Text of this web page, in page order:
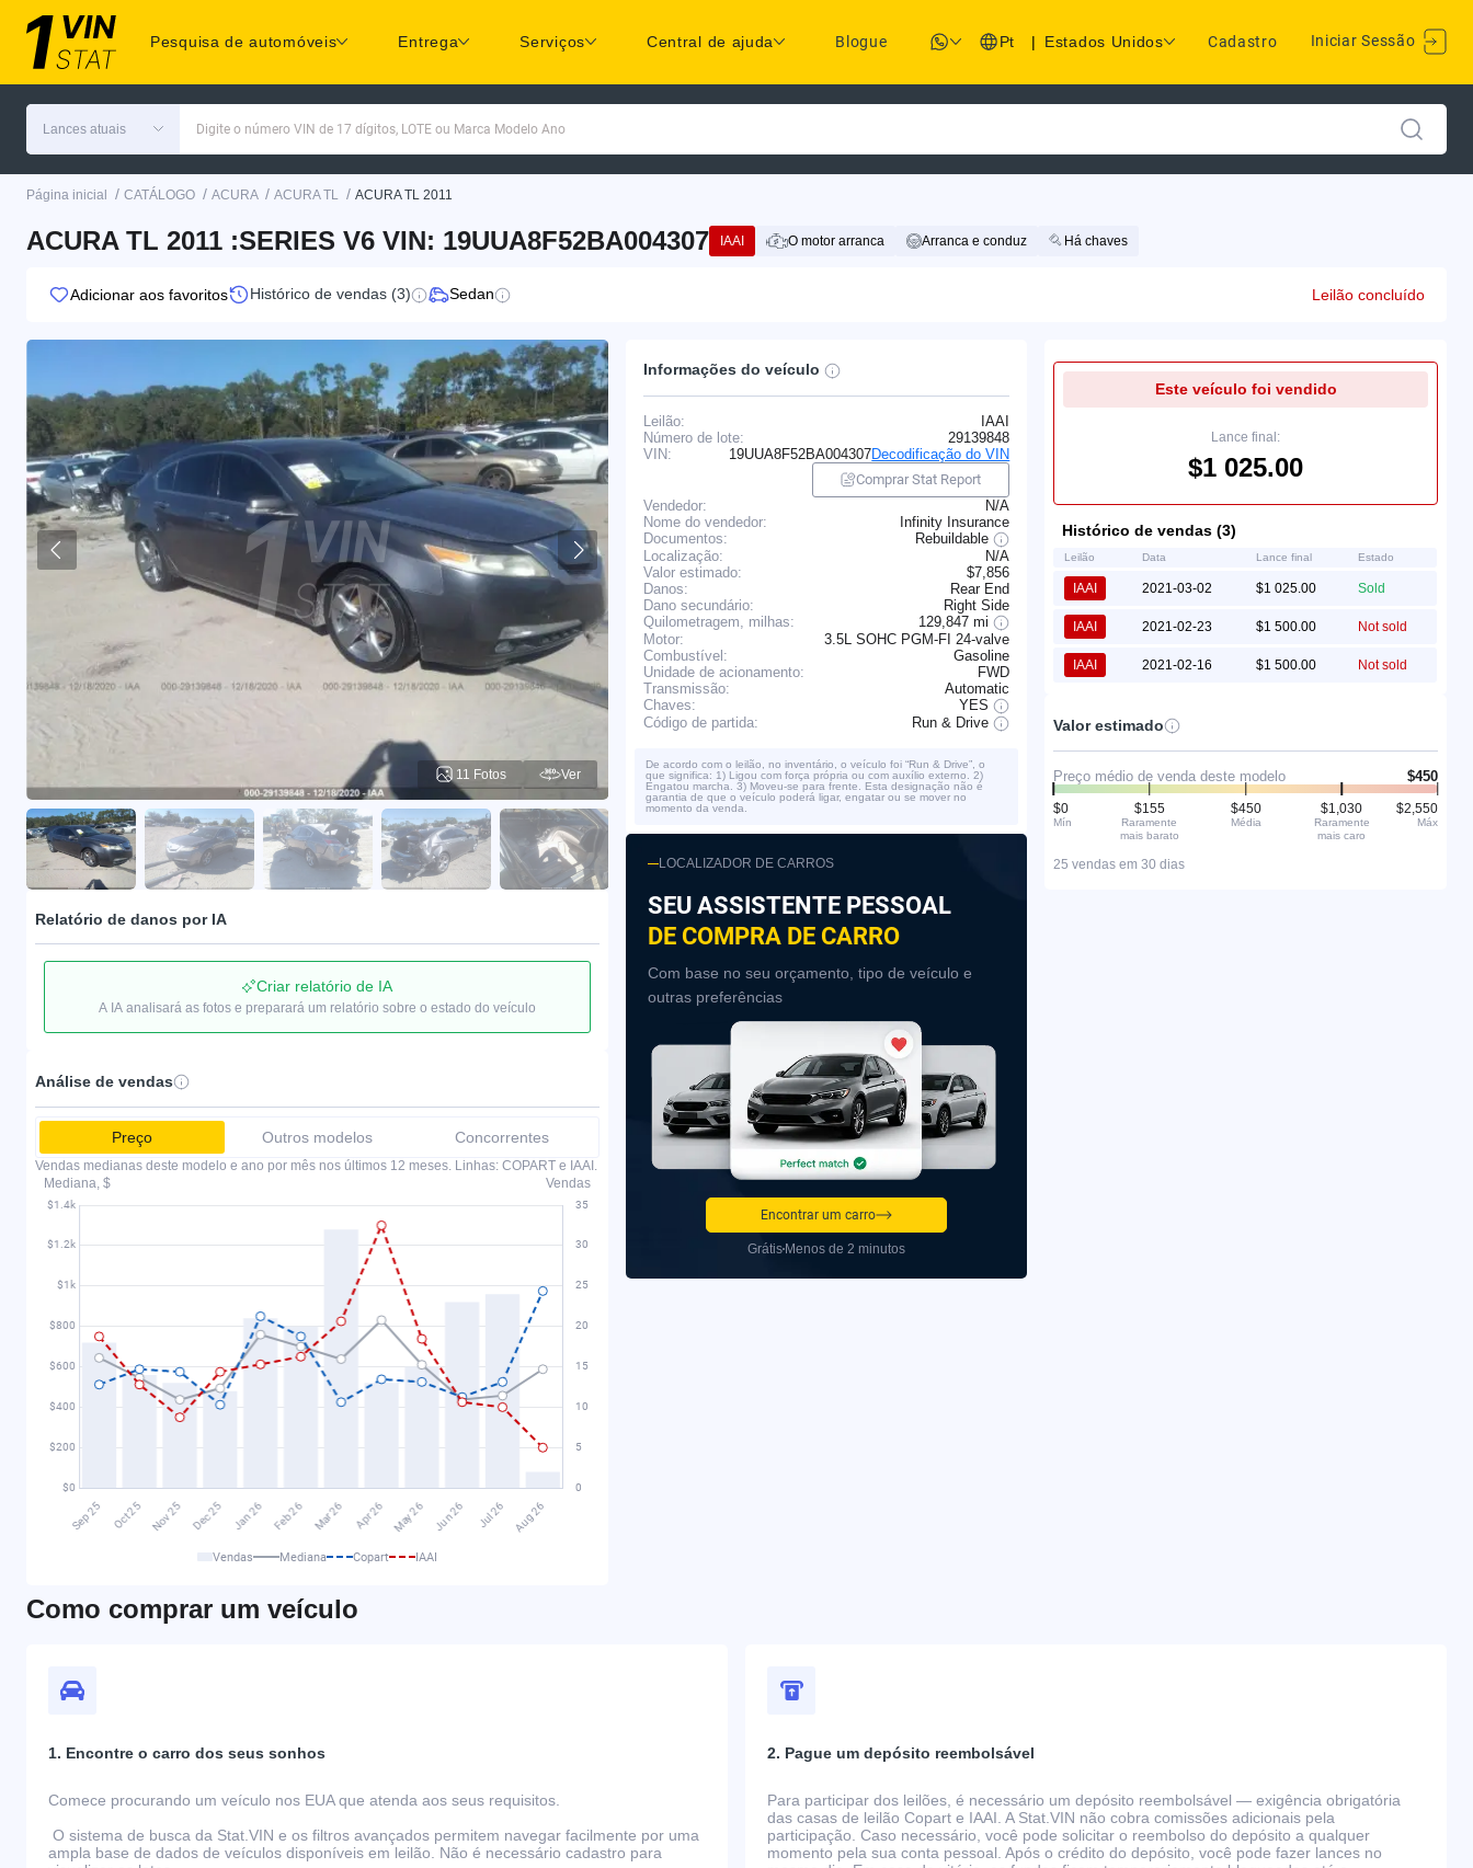
Pesquisa de automóveis Entrega Serviços Central de ajuda Blogue Pt | Estados Unidos Cadastro Iniciar Sessão
Lances atuais Digite o número VIN de 17 dígitos, LOTE ou Marca Modelo Ano
Página inicial / CATÁLOGO / ACURA / ACURA TL / ACURA TL 2011
ACURA TL 2011 :SERIES V6 VIN: 19UUA8F52BA004307 IAAI O motor arranca Arranca e conduz Há chaves
Adicionar aos favoritos Histórico de vendas (3) Sedan Leilão concluído
11 Fotos Ver
Relatório de danos por IA
Criar relatório de IA
A IA analisará as fotos e preparará um relatório sobre o estado do veículo
Análise de vendas
Preço Outros modelos Concorrentes
Vendas medianas deste modelo e ano por mês nos últimos 12 meses. Linhas: COPART e IAAI.
Mediana, $
Vendas
Vendas Mediana Copart IAAI
Informações do veículo
Leilão:
IAAI
Número de lote:
29139848
VIN:
19UUA8F52BA004307Decodificação do VIN
Comprar Stat Report
Vendedor:
N/A
Nome do vendedor:
Infinity Insurance
Documentos:
Rebuildable
Localização:
N/A
Valor estimado:
$7,856
Danos:
Rear End
Dano secundário:
Right Side
Quilometragem, milhas:
129,847 mi
Motor:
3.5L SOHC PGM-FI 24-valve
Combustível:
Gasoline
Unidade de acionamento:
FWD
Transmissão:
Automatic
Chaves:
YES
Código de partida:
Run & Drive
De acordo com o leilão, no inventário, o veículo foi “Run & Drive”, o
que significa: 1) Ligou com força própria ou com auxílio externo. 2)
Engatou marcha. 3) Moveu-se para frente. Esta designação não é
garantia de que o veículo poderá ligar, engatar ou se mover no
momento da venda.
LOCALIZADOR DE CARROS
SEU ASSISTENTE PESSOAL
DE COMPRA DE CARRO
Com base no seu orçamento, tipo de veículo e
outras preferências
Encontrar um carro
GrátisMenos de 2 minutos
Este veículo foi vendido
Lance final:
$1 025.00
Histórico de vendas (3)
Leilão Data Lance final Estado
IAAI 2021-03-02 $1 025.00 Sold
IAAI 2021-02-23 $1 500.00 Not sold
IAAI 2021-02-16 $1 500.00 Not sold
Valor estimado
Preço médio de venda deste modelo $450
$0
Mín
$155
Raramente
mais barato
$450
Média
$1,030
Raramente
mais caro
$2,550
Máx
25 vendas em 30 dias
Como comprar um veículo
1. Encontre o carro dos seus sonhos
Comece procurando um veículo nos EUA que atenda aos seus requisitos.
O sistema de busca da Stat.VIN e os filtros avançados permitem navegar facilmente por uma
ampla base de dados de veículos disponíveis em leilão. Não é necessário cadastro para
2. Pague um depósito reembolsável
Para participar dos leilões, é necessário um depósito reembolsável — exigência obrigatória
das casas de leilão Copart e IAAI. A Stat.VIN não cobra comissões adicionais pela
participação. Caso necessário, você pode solicitar o reembolso do depósito a qualquer
momento pela sua conta pessoal. Após o crédito do depósito, você pode fazer lances no